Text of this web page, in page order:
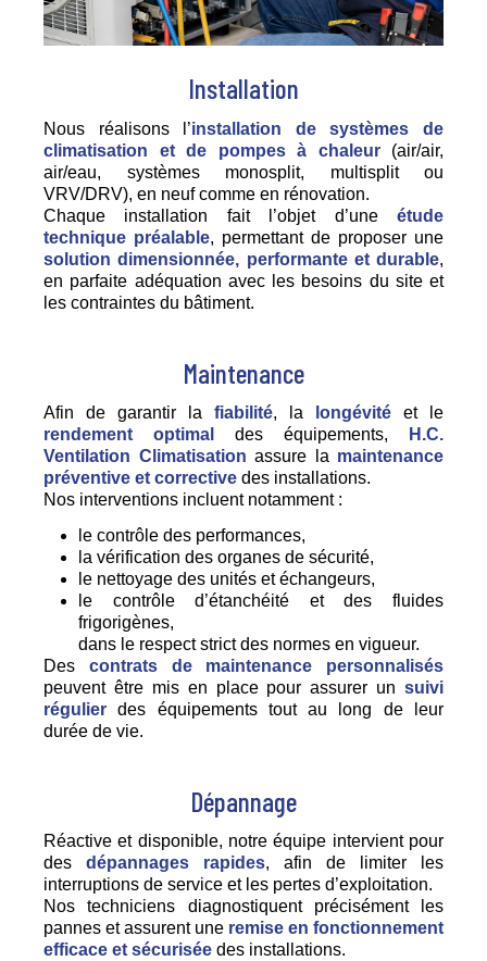
Installation
Nous réalisons l’installation de systèmes de
climatisation et de pompes à chaleur(air/air,
air/eau, systèmes monosplit, multisplit ou
VRV/DRV), en neuf comme en rénovation.
Chaque installation fait l’objet d’une étude
technique préalable, permettant de proposer une
solution dimensionnée, performante et durable,
en parfaite adéquation avec les besoins du site et
les contraintes du bâtiment.
Maintenance
Afin de garantir la fiabilité, la longévité et le
rendement optimal
des équipements,
H.C.
Ventilation Climatisation assure la maintenance
préventive et corrective des installations.
Nos interventions incluent notamment :
le contrôle des performances,
la vérification des organes de sécurité,
le nettoyage des unités et échangeurs,
le contrôle d’étanchéité et des fluides
frigorigènes,
dans le respect strict des normes en vigueur.
Des contrats de maintenance personnalisés
peuvent être mis en place pour assurer un suivi
régulier des équipements tout au long de leur
durée de vie.
Dépannage
Réactive et disponible, notre équipe intervient pour
des dépannages rapides, afin de limiter les
interruptions de service et les pertes d’exploitation.
Nos techniciens diagnostiquent précisément les
pannes et assurent une remise en fonctionnement
efficace et sécurisée des installations.